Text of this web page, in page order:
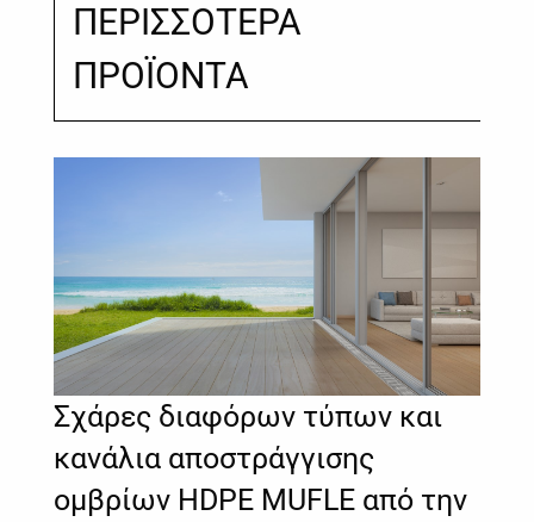
ΠΕΡΙΣΣΟΤΕΡΑ
ΠΡΟΪΟΝΤΑ
Σχάρες διαφόρων τύπων και
κανάλια αποστράγγισης
ομβρίων HDPE MUFLE από την